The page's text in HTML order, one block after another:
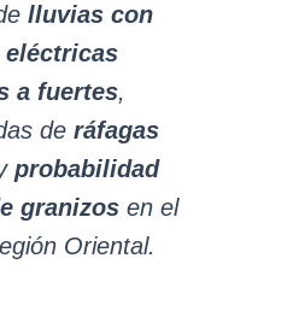
lluvias con
eléctricas
a fuertes,
deráfagas
probabilidad
granizos en el
Oriental.